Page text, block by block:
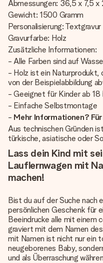
Abmessungen: 36,5 x 7,5 x
Gewicht: 1500 Gramm
Personalisierung: Textgravur
Gravurfarbe: Holz
Zusätzliche Informationen:
- Alle Farben sind auf
- Holz ist ein Naturprodukt,
von der Beispielabbildung
- Geeignet für Kinder ab 18
- Einfache Selbstmontage
- Mehr Informationen?
Aus technischen Gründen
türkische, asiatische oder
Lass dein Kind mit
Lauflernwagen mit
machen!
Bist du auf der Suche nach
persönlichen Geschenk für
Beeindrucke alle mit einem
graviert mit dem Namen
mit Namen ist nicht nur ein
neugeborenes Baby,
und als Überraschung